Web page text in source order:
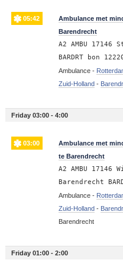
05:42
Ambulance met
Barendrecht
A2 AMBU 17146
BARDRT bon
Ambulance -
Zuid-Holland -
Friday 03:00 - 4:00
03:00
Ambulance met
te Barendrecht
A2 AMBU 17146
Barendrecht
Ambulance -
Zuid-Holland -
Barendrecht
Friday 01:00 - 2:00